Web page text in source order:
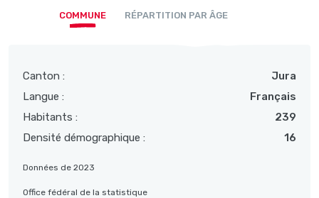
COMMUNE RÉPARTITION PAR ÂGE
Canton :
Jura
Langue :
Français
Habitants :
239
Densité démographique :
16
Données de 2023
Office fédéral de la statistique